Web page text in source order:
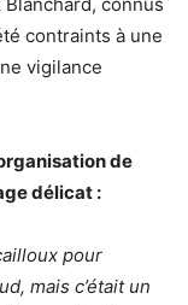
contraints à une
vigilance
de
délicat :
pour
mais c’était un